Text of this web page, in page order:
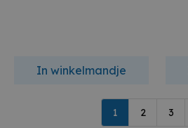
In winkelmandje
1 2 3